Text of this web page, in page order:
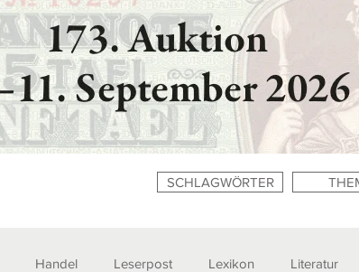
SCHLAGWÖRTER
Handel Leserpost Lexikon Literatur